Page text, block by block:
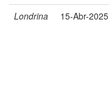
Londrina 15-Abr-2025